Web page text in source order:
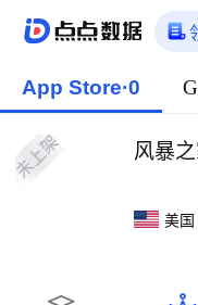
App Store·0
风暴
美国